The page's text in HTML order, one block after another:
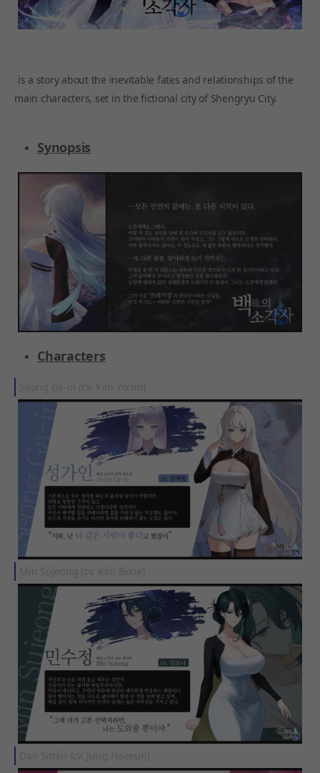
is a story about the inevitable fates and relationships of the
main characters, set in the fictional city of Shengryu City.
Synopsis
Characters